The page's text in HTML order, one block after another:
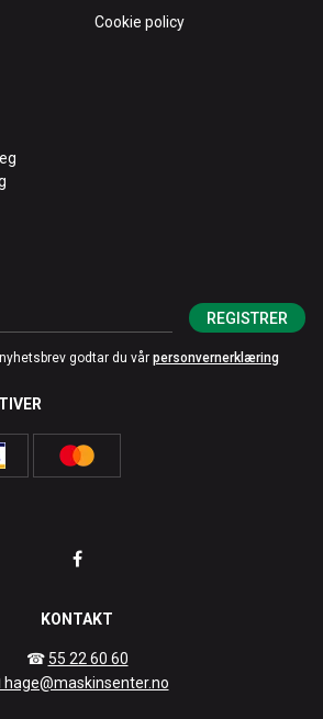
Cookie policy
REGISTRER
godtar du vår personvernerklæring
KONTAKT
☎ 55 22 60 60
hage@maskinsenter.no